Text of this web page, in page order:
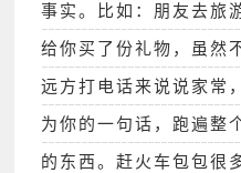
事实。比如：朋友去旅
给你买了份礼物，虽然
远方打电话来说说家常
为你的一句话，跑遍整
的东西。赶火车包包很